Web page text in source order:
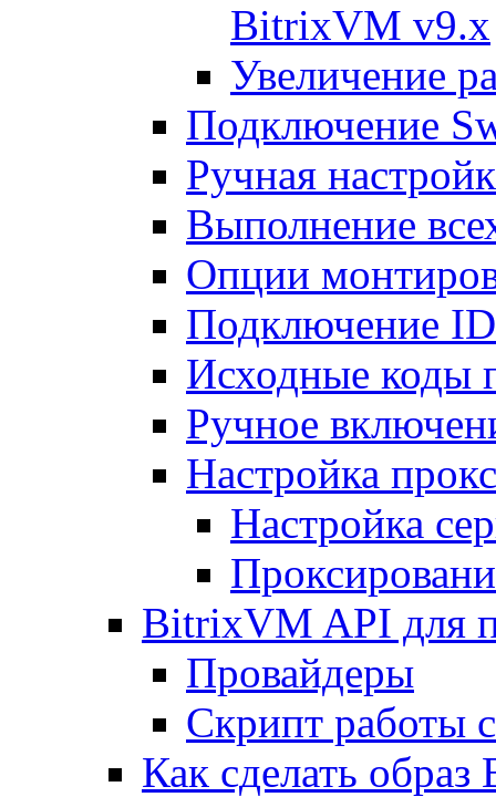
BitrixVM v9.x
Увеличение
Подключение
Ручная
Выполнение
Опции
Подключение
Исходные коды
Ручное
Настройка
Настройка
BitrixVM API для
Провайдеры
Скрипт работы
Как сделать